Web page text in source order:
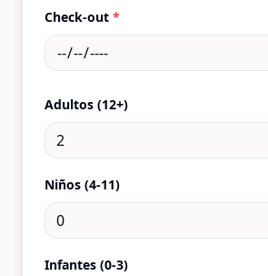
Check-out *
Adultos (12+)
Niños (4-11)
Infantes (0-3)